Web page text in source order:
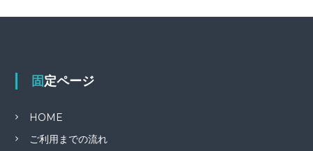
固定ページ
HOME
ご利用までの流れ